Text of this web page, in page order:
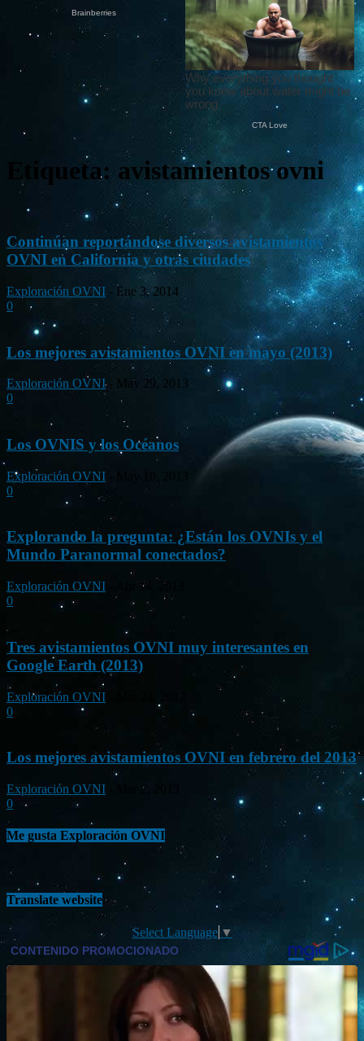
Etiqueta: avistamientos ovni
Continúan reportándose diversos avistamientos
OVNI en California y otras ciudades
Exploración OVNI - Ene 3, 2014
0
Los mejores avistamientos OVNI en mayo (2013)
Exploración OVNI - May 29, 2013
0
Los OVNIS y los Océanos
Exploración OVNI
0
Explorando la pregunta: ¿Están los OVNIs y el
Mundo Paranormal conectados?
Exploración OVNI
Abr 14, 2013
0
Tres avistamientos OVNI muy interesantes en
Google Earth (2013)
Exploración OVNI
0
Los mejores avistamientos OVNI en febrero del 2013
Exploración OVNI
Mar 2, 2013
0
Me gusta Exploración OVNI
Translate website
Select Language ▼